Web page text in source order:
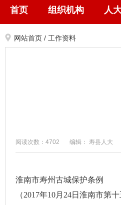
首页 组织机构 人
网站首页 / 工作资料
阅读次数：4702 编辑： 寿县人大
淮南市寿州古城保护条例
（2017年10月24日淮南市第